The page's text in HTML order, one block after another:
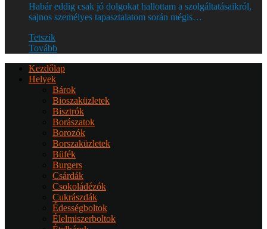
Habár eddig csak jó dolgokat hallottam a szolgáltatásaikról,
sajnos személyes tapasztalatom során mégis…
Tetszik
Tovább
Kezdőlap
Helyek
Bárok
Bioszaküzletek
Bisztrók
Borászatok
Borozók
Borszaküzletek
Büfék
Burgers
Csárdák
Csokoládézók
Cukrászdák
Édességboltok
Élelmiszerboltok